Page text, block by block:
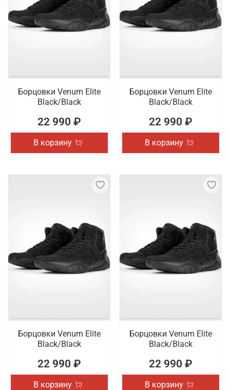
Борцовки Venum Elite
Black/Black
22 990 ₽
В корзину
Борцовки Venum Elite
Black/Black
22 990 ₽
В корзину
Борцовки Venum Elite
Black/Black
22 990 ₽
В корзину
Борцовки Venum Elite
Black/Black
22 990 ₽
В корзину